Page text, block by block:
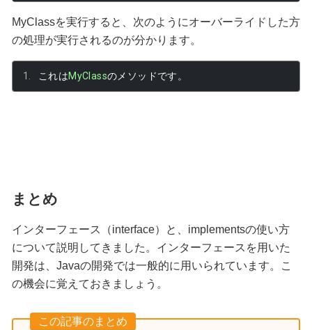
MyClassを実行すると、次のようにオーバーライドした方
の処理が実行されるのが分かります。
これはMyClassのメソッドです。
まとめ
インターフェース（interface）と、implementsの使い方
について説明してきました。インターフェースを用いた
開発は、Javaの開発では一般的に用いられています。こ
の機会に覚えておきましょう。
この記事のまとめ